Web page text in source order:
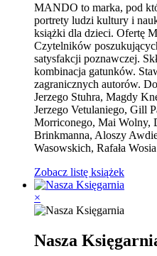
MANDO to marka, pod
portrety ludzi kultury i
książki dla dzieci. Ofertę
Czytelników
satysfakcji poznawczej.
kombinacja gatunków.
zagranicznych autorów.
Jerzego Stuhra, Magdy
Jerzego Vetulaniego, Gill
Morriconego, Mai Wolny,
Brinkmanna, Aloszy
Wasowskich, Rafała
Zobacz listę książek
×
Nasza